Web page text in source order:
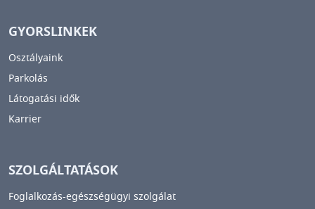
GYORSLINKEK
Osztályaink
Parkolás
Látogatási idők
Karrier
SZOLGÁLTATÁSOK
Foglalkozás-egészségügyi szolgálat